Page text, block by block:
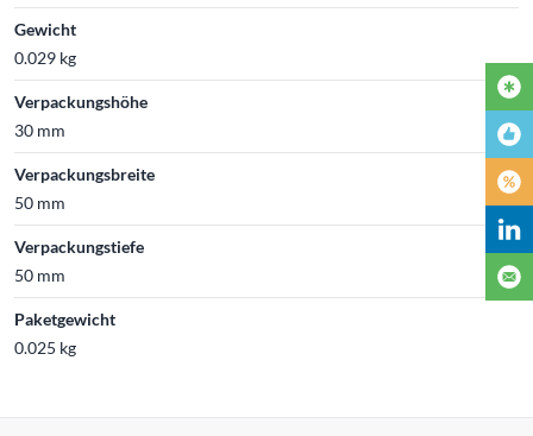
Gewicht
0.029 kg
Verpackungshöhe
30 mm
Verpackungsbreite
50 mm
Verpackungstiefe
50 mm
Paketgewicht
0.025 kg